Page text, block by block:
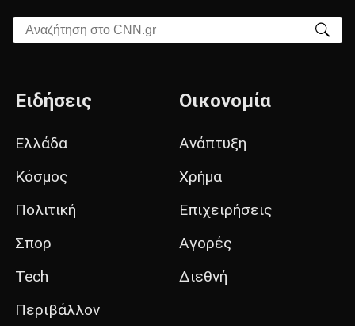
Αναζήτηση στο CNN.gr
Ειδήσεις
Ελλάδα
Κόσμος
Πολιτική
Σπορ
Tech
Περιβάλλον
Οικονομία
Ανάπτυξη
Χρήμα
Επιχειρήσεις
Αγορές
Διεθνή